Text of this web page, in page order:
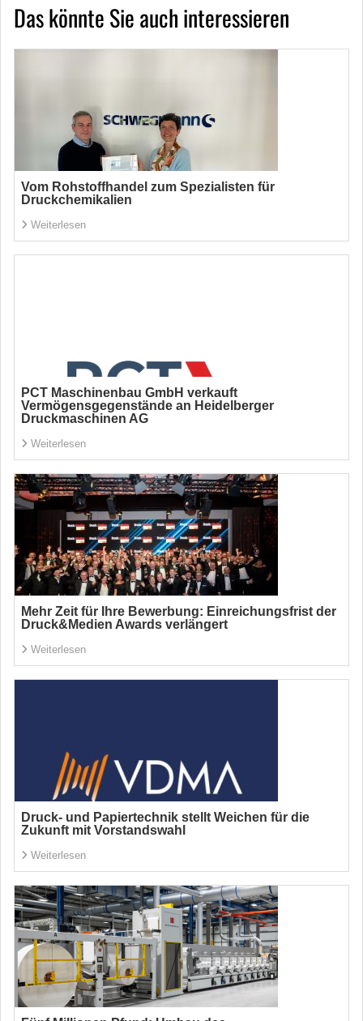
Das könnte Sie auch interessieren
Vom Rohstoffhandel zum Spezialisten für
Druckchemikalien
Weiterlesen
PCT Maschinenbau GmbH verkauft
Vermögensgegenstände an Heidelberger
Druckmaschinen AG
Weiterlesen
Mehr Zeit für Ihre Bewerbung: Einreichungsfrist der
Druck&Medien Awards verlängert
Weiterlesen
Druck- und Papiertechnik stellt Weichen für die
Zukunft mit Vorstandswahl
Weiterlesen